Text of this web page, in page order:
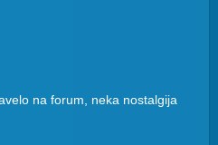
na forum, neka nostalgija